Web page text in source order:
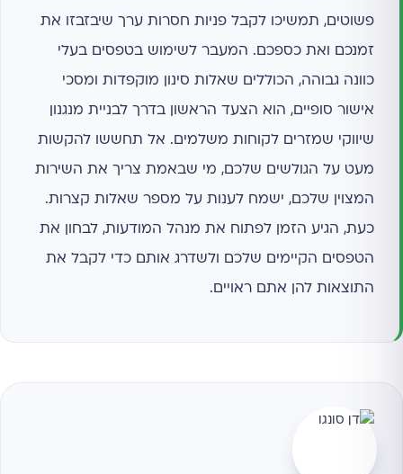
פשוטים, תמשיכו לקבל פניות חסרות ערך שיבזבזו את
זמנכם ואת כספכם. המעבר לשימוש בטפסים בעלי
כוונה גבוהה, הכוללים שאלות סינון מוקפדות ומסכי
אישור סופיים, הוא הצעד הראשון בדרך לבניית מנגנון
שיווקי שמזרים לקוחות משלמים. אל תחששו להקשות
מעט על הגולשים שלכם, מי שבאמת צריך את השירות
המצוין שלכם, ישמח לענות על מספר שאלות קצרות.
כעת, הגיע הזמן לפתוח את מנהל המודעות, לבחון את
הטפסים הקיימים שלכם ולשדרג אותם כדי לקבל את
התוצאות להן אתם ראויים.